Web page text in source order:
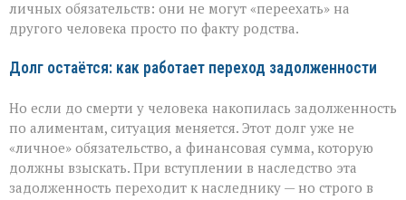
личных обязательств: они не могут «переехать» на
другого человека просто по факту родства.
Долг остаётся: как работает переход задолженности
Но если до смерти у человека накопилась задолженность
по алиментам, ситуация меняется. Этот долг уже не
«личное» обязательство, а финансовая сумма, которую
должны взыскать. При вступлении в наследство эта
задолженность переходит к наследнику — но строго в